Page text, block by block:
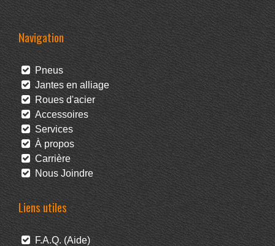
Navigation
Pneus
Jantes en alliage
Roues d'acier
Accessoires
Services
À propos
Carrière
Nous Joindre
Liens utiles
F.A.Q. (Aide)